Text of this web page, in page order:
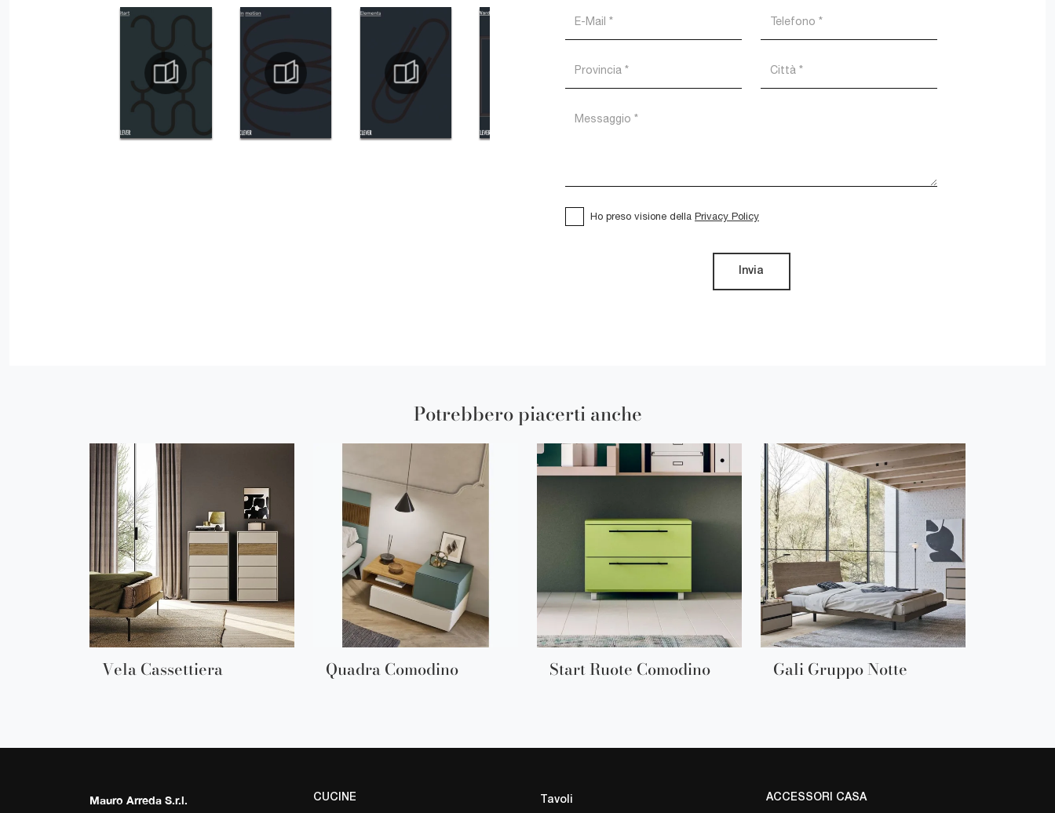
Ho preso visione della Privacy Policy
Invia
Potrebbero piacerti anche
Vela Cassettiera Quadra Comodino Start Ruote Comodino Gali Gruppo Notte
Mauro Arreda S.r.l. CUCINE Tavoli ACCESSORI CASA